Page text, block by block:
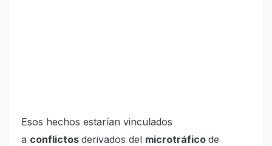
Esos hechos estarían vinculados
a conflictos derivados del microtráfico de